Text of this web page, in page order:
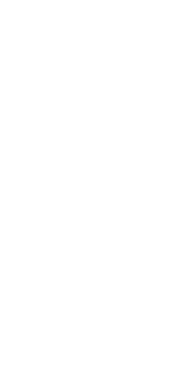
истории, клипы!
шаржи, стихи,